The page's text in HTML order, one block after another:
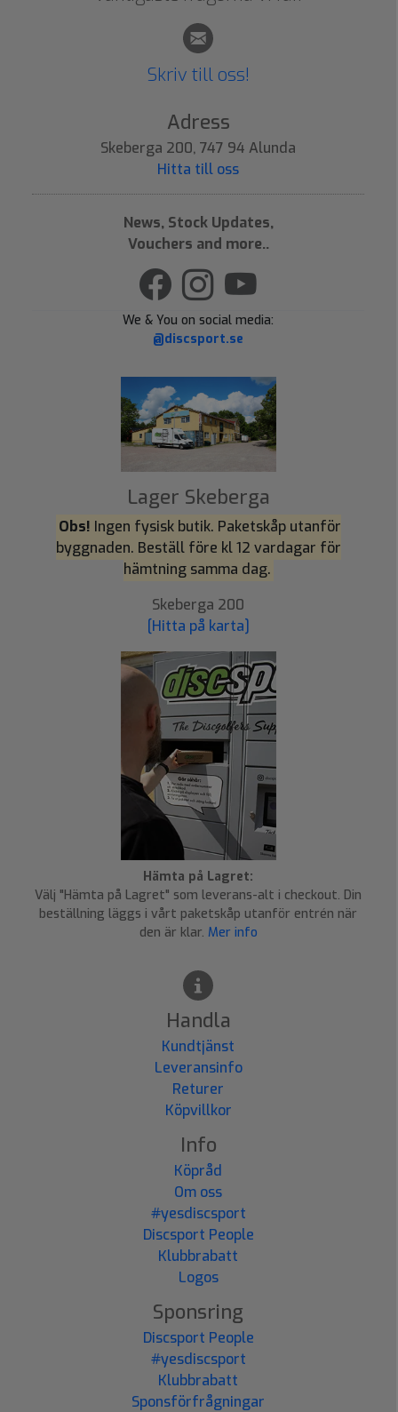
Skriv till oss!
Adress
Skeberga 200, 747 94 Alunda
Hitta till oss
News, Stock Updates,
Vouchers and more..
We & You on social media:
@discsport.se
Lager Skeberga
Obs! Ingen fysisk butik. Paketskåp utanför
byggnaden. Beställ före kl 12 vardagar för
hämtning samma dag.
Skeberga 200
[Hitta på karta]
Hämta på Lagret:
Välj "Hämta på Lagret" som leverans-alt i checkout. Din
beställning läggs i vårt paketskåp utanför entrén när
den är klar. Mer info
Handla
Kundtjänst
Leveransinfo
Returer
Köpvillkor
Info
Köpråd
Om oss
#yesdiscsport
Discsport People
Klubbrabatt
Logos
Sponsring
Discsport People
#yesdiscsport
Klubbrabatt
Sponsförfrågningar